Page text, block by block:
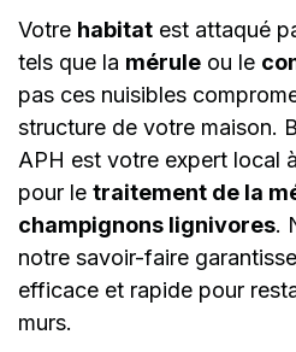
Votre habitat est attaqué
tels que la mérule ou le
pas ces nuisibles
structure de votre maison.
APH est votre expert local
pour le traitement de la
champignons lignivores.
notre savoir-faire
efficace et rapide pour
murs.